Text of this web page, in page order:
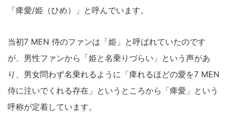
「痺愛/姫（ひめ）」と呼んでいます。
当初7 MEN 侍のファンは「姫」と呼ばれていたのです
が、男性ファンから「姫と名乗りづらい」という声があ
り、男女問わず名乗れるように「痺れるほどの愛を7 MEN
侍に注いでくれる存在」というところから「痺愛」という
呼称が定着しています。